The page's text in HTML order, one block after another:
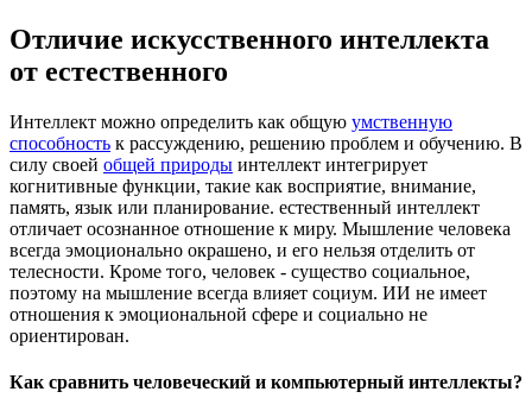
Отличие искусственного интеллекта
от естественного
Интеллект можно определить как общую умственную
способность к рассуждению, решению проблем и обучению. В
силу своей общей природы интеллект интегрирует
когнитивные функции, такие как восприятие, внимание,
память, язык или планирование. естественный интеллект
отличает осознанное отношение к миру. Мышление человека
всегда эмоционально окрашено, и его нельзя отделить от
телесности. Кроме того, человек - существо социальное,
поэтому на мышление всегда влияет социум. ИИ не имеет
отношения к эмоциональной сфере и социально не
ориентирован.
Как сравнить человеческий и компьютерный интеллекты?